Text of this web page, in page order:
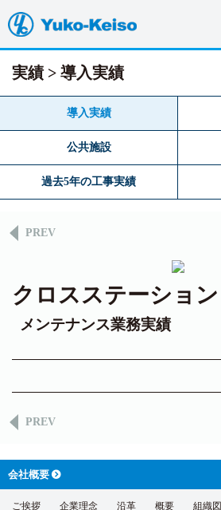
実績 導入実績
導入実績
公共施設
過去5年の工事実績
PREV
クロスステーション
メンテナンス業務実績
PREV
会社概要
ご挨拶 企業理念 沿革 概要 組織図